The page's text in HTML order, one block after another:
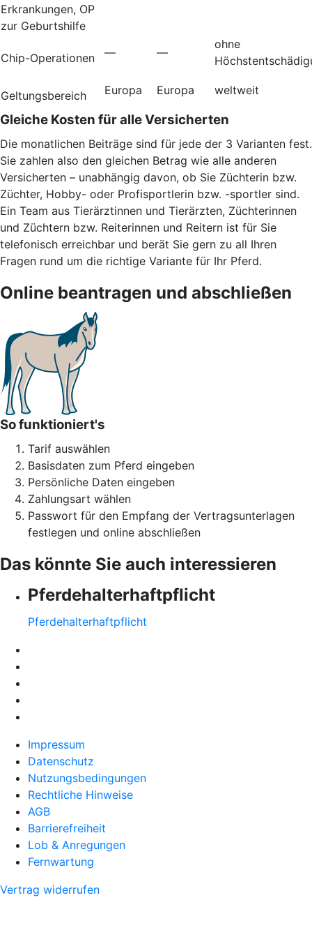
Erkrankungen, OP
zur Geburtshilfe
Chip-Operationen — —
ohne
Geltungsbereich Europa Europa weltweit
Gleiche Kosten für alle Versicherten
Die monatlichen Beiträge sind für jede der 3 Varianten fest.
Sie zahlen also den gleichen Betrag wie alle anderen
Versicherten – unabhängig davon, ob Sie Züchterin bzw.
Züchter, Hobby- oder Profisportlerin bzw. -sportler sind.
Ein Team aus Tierärztinnen und Tierärzten, Züchterinnen
und Züchtern bzw. Reiterinnen und Reitern ist für Sie
telefonisch erreichbar und berät Sie gern zu all Ihren
Fragen rund um die richtige Variante für Ihr Pferd.
Online beantragen und abschließen
So funktioniert's
Tarif auswählen
Basisdaten zum Pferd eingeben
Persönliche Daten eingeben
Zahlungsart wählen
Passwort für den Empfang der Vertragsunterlagen
festlegen und online abschließen
Das könnte Sie auch interessieren
Pferdehalter­haftpflicht
Pferdehalter­haftpflicht
Impressum
Datenschutz
Nutzungsbedingungen
Rechtliche Hinweise
AGB
Barrierefreiheit
Lob & Anregungen
Fernwartung
Vertrag widerrufen